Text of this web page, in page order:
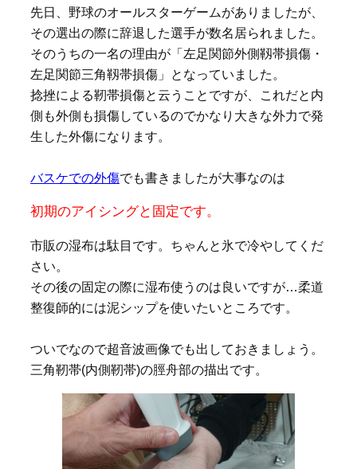
先日、野球のオールスターゲームがありましたが、
その選出の際に辞退した選手が数名居られました。
そのうちの一名の理由が「左足関節外側靱帯損傷・
左足関節三角靱帯損傷」となっていました。
捻挫による靭帯損傷と云うことですが、これだと内
側も外側も損傷しているのでかなり大きな外力で発
生した外傷になります。
バスケでの外傷でも書きましたが大事なのは
初期のアイシングと固定です。
市販の湿布は駄目です。ちゃんと氷で冷やしてくだ
さい。
その後の固定の際に湿布使うのは良いですが…柔道
整復師的には泥シップを使いたいところです。
ついでなので超音波画像でも出しておきましょう。
三角靭帯(内側靭帯)の脛舟部の描出です。